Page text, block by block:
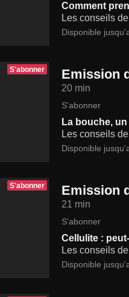
Comment
Les conseils
Disponible
S'abonner Emission
20 min
S'abonner
La bouche,
Les conseils
Disponible
S'abonner Emission
21 min
S'abonner
Cellulite :
Les conseils
Disponible